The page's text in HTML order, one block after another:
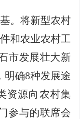
。 将新型农村
和农业农村工
石市发展壮大新
明确8种发展途
资源向农村集
参与的联席会